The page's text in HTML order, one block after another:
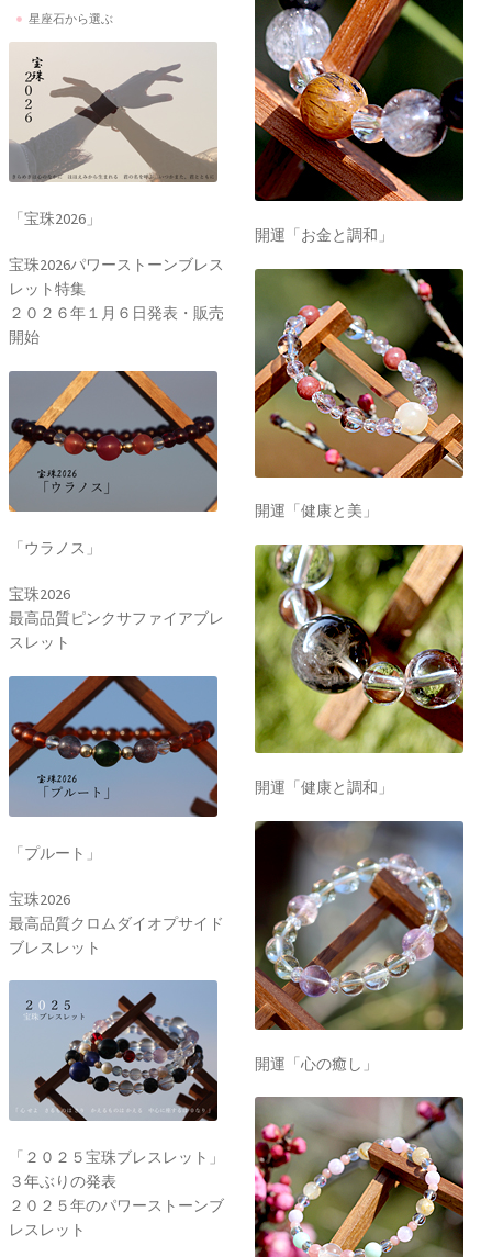
星座石から選ぶ
「宝珠2026」
宝珠2026パワーストーンブレス
レット特集
２０２６年１月６日発表・販売
開始
「ウラノス」
宝珠2026
最高品質ピンクサファイアブレ
スレット
「プルート」
宝珠2026
最高品質クロムダイオプサイド
ブレスレット
「２０２５宝珠ブレスレット」
３年ぶりの発表
２０２５年のパワーストーンブ
レスレット
開運「お金と調和」
開運「健康と美」
開運「健康と調和」
開運「心の癒し」